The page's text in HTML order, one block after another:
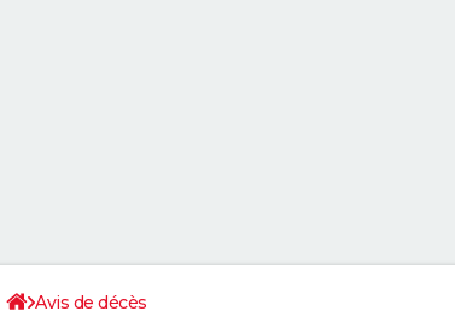
Avis de décès